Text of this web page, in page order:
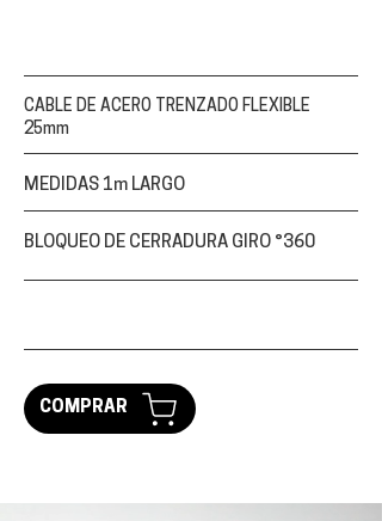
CABLE DE ACERO TRENZADO FLEXIBLE
25mm
MEDIDAS 1m LARGO
BLOQUEO DE CERRADURA GIRO °360
COMPRAR